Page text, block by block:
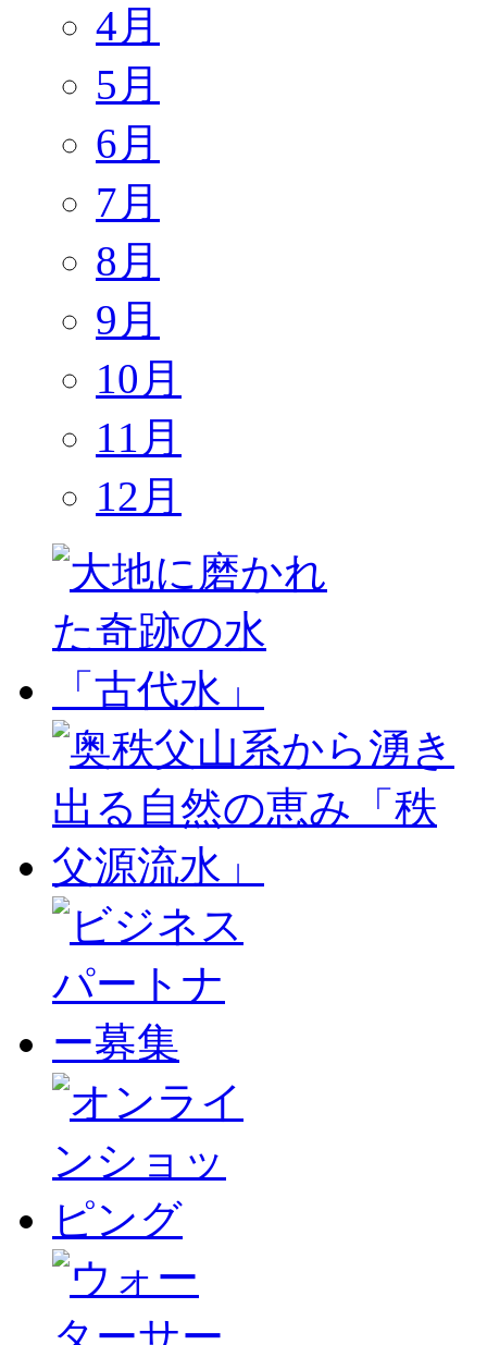
4月
5月
6月
7月
8月
9月
10月
11月
12月